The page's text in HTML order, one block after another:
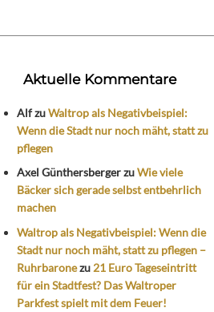
Aktuelle Kommentare
AlfzuWaltrop als Negativbeispiel:
Wenn die Stadt nur noch mäht, statt zu
pflegen
Axel GünthersbergerzuWie viele
Bäcker sich gerade selbst entbehrlich
machen
Waltrop als Negativbeispiel: Wenn die
Stadt nur noch mäht, statt zu pflegen –
Ruhrbaronezu 21 Euro Tageseintritt
für ein Stadtfest? Das Waltroper
Parkfest spielt mit dem Feuer!